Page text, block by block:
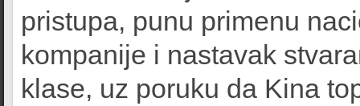
pristupa, punu primenu
kompanije i nastavak
klase, uz poruku da Kina